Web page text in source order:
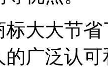
标大大节
的广泛认